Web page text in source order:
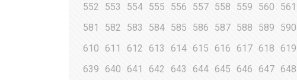
552
553 554 555 556 557 558 559 560 561
581
582 583 584 585 586 587 588 589 590
610
611 612 613 614 615 616 617 618 619
639
640 641 642 643 644 645 646 647 648